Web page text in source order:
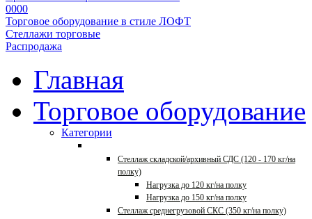
0000
Торговое оборудование в стиле ЛОФТ
Стеллажи торговые
Распродажа
Главная
Торговое оборудование
Категории
Стеллаж складской/архивный СДС (120 - 170 кг/на
полку)
Нагрузка до 120 кг/на полку
Нагрузка до 150 кг/на полку
Стеллаж среднегрузовой СКС (350 кг/на полку)